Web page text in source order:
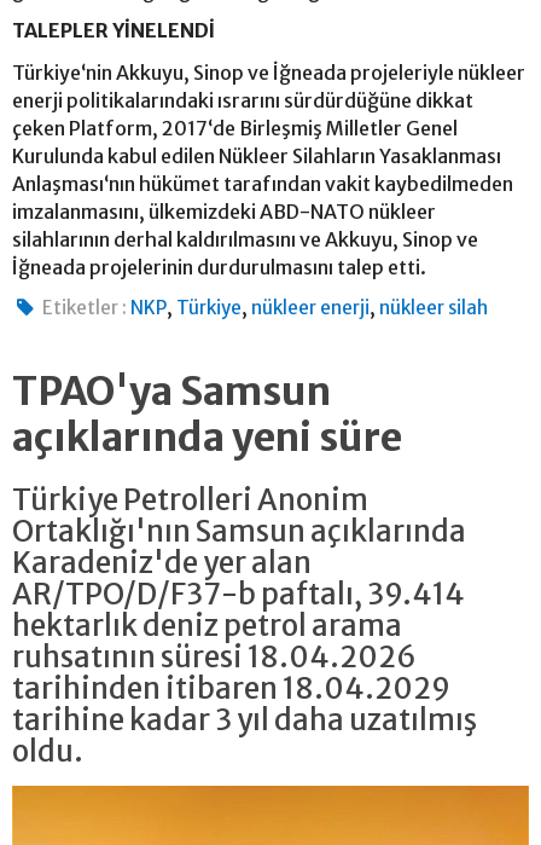
TALEPLER YİNELENDİ
Türkiye‘nin Akkuyu, Sinop ve İğneada projeleriyle nükleer
enerji politikalarındaki ısrarını sürdürdüğüne dikkat
çeken Platform, 2017‘de Birleşmiş Milletler Genel
Kurulunda kabul edilen Nükleer Silahların Yasaklanması
Anlaşması‘nın hükümet tarafından vakit kaybedilmeden
imzalanmasını, ülkemizdeki ABD-NATO nükleer
silahlarının derhal kaldırılmasını ve Akkuyu, Sinop ve
İğneada projelerinin durdurulmasını talep etti.
Etiketler : NKP, Türkiye, nükleer enerji, nükleer silah
TPAO'ya Samsun
açıklarında yeni süre
Türkiye Petrolleri Anonim
Ortaklığı'nın Samsun açıklarında
Karadeniz'de yer alan
AR/TPO/D/F37-b paftalı, 39.414
hektarlık deniz petrol arama
ruhsatının süresi 18.04.2026
tarihinden itibaren 18.04.2029
tarihine kadar 3 yıl daha uzatılmış
oldu.